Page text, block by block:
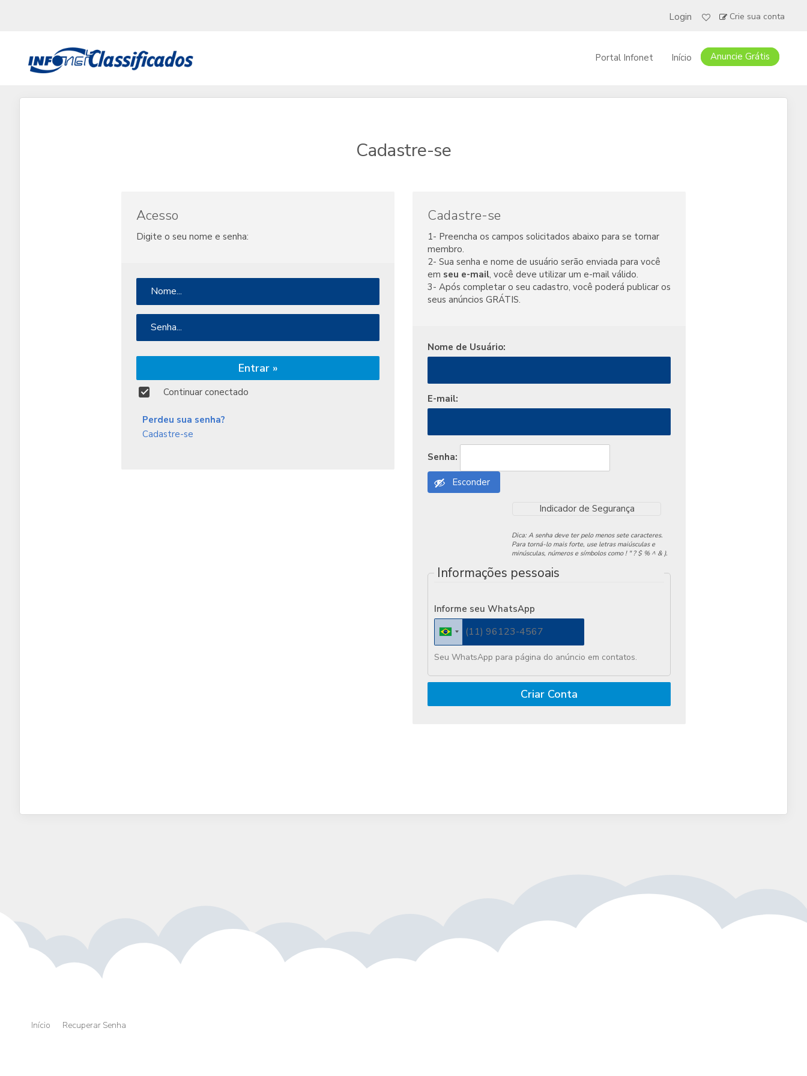
Login Crie sua conta
Anuncie Grátis
Portal Infonet Início
Cadastre-se
Acesso
Digite o seu nome e senha:
Nome:
Senha:
Entrar »
Continuar conectado
Perdeu sua senha?
Cadastre-se
Cadastre-se
1- Preencha os campos solicitados abaixo para se tornar
membro.
2- Sua senha e nome de usuário serão enviada para você
em seu e-mail, você deve utilizar um e-mail válido.
3- Após completar o seu cadastro, você poderá publicar os
seus anúncios GRÁTIS.
Nome de Usuário:
E-mail:
Senha:
Esconder
Indicador de Segurança
Dica: A senha deve ter pelo menos sete caracteres.
Para torná-lo mais forte, use letras maiúsculas e
minúsculas, números e símbolos como ! " ? $ % ^ & ).
Informações pessoais
Informe seu WhatsApp
Seu WhatsApp para página do anúncio em contatos.
Criar Conta
Início Recuperar Senha